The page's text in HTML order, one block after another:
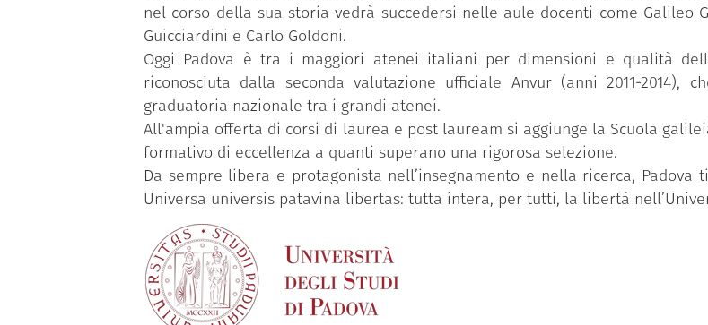
nel corso della sua storia vedrà succedersi nelle aule docenti come Galileo
Guicciardini e Carlo Goldoni.
Oggi Padova è tra i maggiori atenei italiani per dimensioni e qualità
riconosciuta dalla seconda valutazione ufficiale Anvur (anni 2011-
graduatoria nazionale tra i grandi atenei.
All'ampia offerta di corsi di laurea e post lauream si aggiunge la Scuola
formativo di eccellenza a quanti superano una rigorosa selezione.
Da sempre libera e protagonista nell’insegnamento e nella ricerca,
Universa universis patavina libertas: tutta intera, per tutti, la libertà